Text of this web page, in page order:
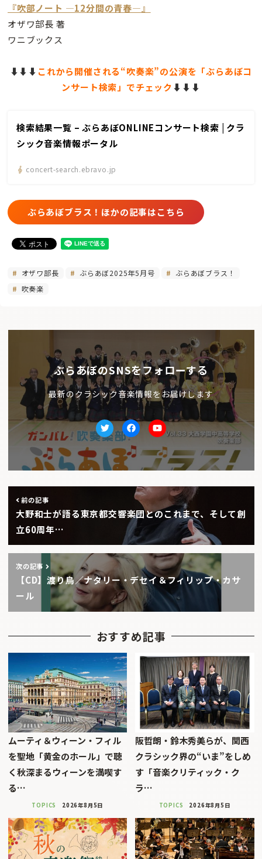
『吹部ノート —12分間の青春—』
オザワ部長 著
ワニブックス
⬇️⬇️⬇️ これから開催される“吹奏楽”の公演を「ぶらあぼコ
ンサート検索」でチェック⬇️ ⬇️⬇️
検索結果一覧 – ぶらあぼONLINEコンサート検索 | クラ
シック音楽情報ポータル
concert-search.ebravo.jp
ぶらあぼブラス！ほかの記事はこちら
オザワ部長 ぶらあぼ2025年5月号
ぶらあぼブラス！
吹奏楽
ぶらあぼのSNSをフォローする
最新のクラシック音楽情報をお届けします
TwitterfacebookYoutube
前の記事
大野和士が語る東京都交響楽団とのこれまで、そして創
立60周年…
次の記事
【CD】渡り鳥／ナタリー・デセイ＆フィリップ・カサ
ール
おすすめ記事
ムーティ＆ウィーン・フィル
を聖地「黄金のホール」で聴
く秋深まるウィーンを満喫す
る…
TOPICS 2026年8月5日
阪哲朗・鈴木秀美らが、関西
クラシック界の“いま”をしめ
す「音楽クリティック・ク
ラ…
TOPICS 2026年8月5日